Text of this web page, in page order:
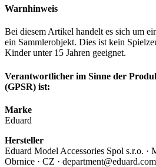
Warnhinweis
Bei diesem Artikel handelt es sich um
ein Sammlerobjekt. Dies ist kein
Kinder unter 15 Jahren geeignet.
Verantwortlicher im Sinne der
(GPSR) ist:
Marke
Eduard
Hersteller
Eduard Model Accessories Spol s.r.o. ·
Obrnice · CZ ·